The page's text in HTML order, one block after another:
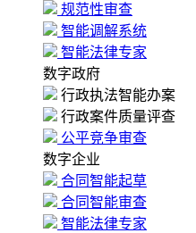
规范性审查
智能调解系统
智能法律专家
数字政府
行政执法智能办案
行政案件质量评查
公平竞争审查
数字企业
合同智能起草
合同智能审查
智能法律专家